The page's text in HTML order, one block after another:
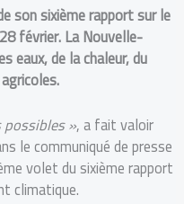
son sixième rapport sur le
février. La Nouvelle-
eaux, de la chaleur, du
», a fait valoir
le communiqué de presse
volet du sixième rapport
climatique.